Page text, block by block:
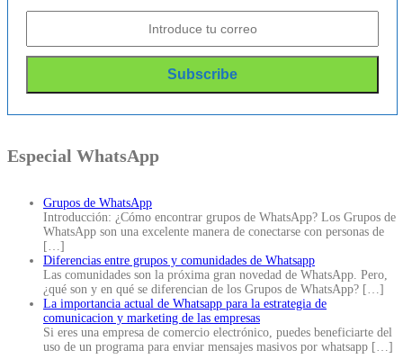
Especial WhatsApp
Grupos de WhatsApp
Introducción: ¿Cómo encontrar grupos de WhatsApp? Los Grupos de
WhatsApp son una excelente manera de conectarse con personas de
[…]
Diferencias entre grupos y comunidades de Whatsapp
Las comunidades son la próxima gran novedad de WhatsApp. Pero,
¿qué son y en qué se diferencian de los Grupos de WhatsApp? […]
La importancia actual de Whatsapp para la estrategia de
comunicacion y marketing de las empresas
Si eres una empresa de comercio electrónico, puedes beneficiarte del
uso de un programa para enviar mensajes masivos por whatsapp […]